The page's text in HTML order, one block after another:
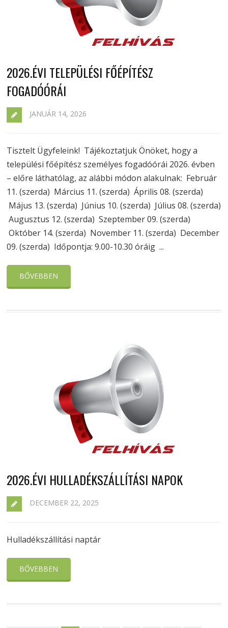
2026.ÉVI TELEPÜLÉSI FŐÉPÍTÉSZ
FOGADÓÓRÁI
JANUÁR 14, 2026
Tisztelt Ügyfeleink! Tájékoztatjuk Önöket, hogy a
települési főépítész személyes fogadóórái 2026. évben
– előre láthatólag, az alábbi módon alakulnak: Február
11. (szerda) Március 11. (szerda) Április 08. (szerda)
Május 13. (szerda) Június 10. (szerda) Július 08. (szerda)
Augusztus 12. (szerda) Szeptember 09. (szerda)
Október 14. (szerda) November 11. (szerda) December
09. (szerda) Időpontja: 9.00-10.30 óráig ...
BŐVEBBEN
2026.ÉVI HULLADÉKSZÁLLÍTÁSI NAPOK
DECEMBER 22, 2025
Hulladékszállítási naptár
BŐVEBBEN